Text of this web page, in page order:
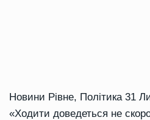
Новини Рівне, Політика 31
«Ходити доведеться не